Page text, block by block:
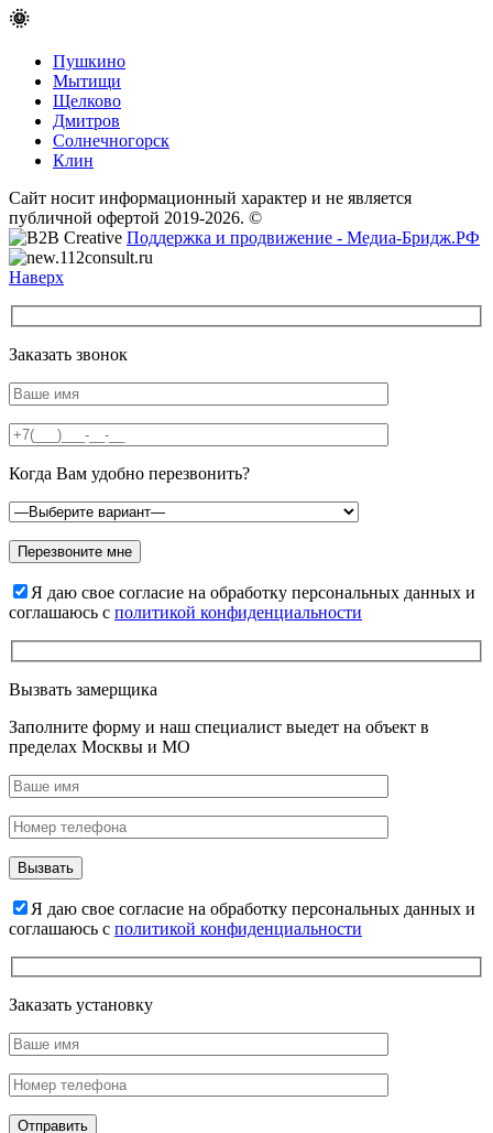
🌞
Пушкино
Мытищи
Щелково
Дмитров
Солнечногорск
Клин
Сайт носит информационный характер и не является
публичной офертой 2019-2026. ©
Поддержка и продвижение - Медиа-Бридж.РФ
Наверх
Заказать звонок
Когда Вам удобно перезвонить?
Я даю свое согласие на обработку персональных данных и
соглашаюсь с политикой конфиденциальности
Вызвать замерщика
Заполните форму и наш специалист выедет на объект в
пределах Москвы и МО
Я даю свое согласие на обработку персональных данных и
соглашаюсь с политикой конфиденциальности
Заказать установку